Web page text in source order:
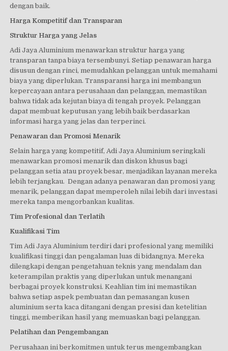
dengan baik.
Harga Kompetitif dan Transparan
Struktur Harga yang Jelas
Adi Jaya Aluminium menawarkan struktur harga yang
transparan tanpa biaya tersembunyi. Setiap penawaran harga
disusun dengan rinci, memudahkan pelanggan untuk memahami
biaya yang diperlukan. Transparansi harga ini membangun
kepercayaan antara perusahaan dan pelanggan, memastikan
bahwa tidak ada kejutan biaya di tengah proyek. Pelanggan
dapat membuat keputusan yang lebih baik berdasarkan
informasi harga yang jelas dan terperinci.
Penawaran dan Promosi Menarik
Selain harga yang kompetitif, Adi Jaya Aluminium seringkali
menawarkan promosi menarik dan diskon khusus bagi
pelanggan setia atau proyek besar, menjadikan layanan mereka
lebih terjangkau. Dengan adanya penawaran dan promosi yang
menarik, pelanggan dapat memperoleh nilai lebih dari investasi
mereka tanpa mengorbankan kualitas.
Tim Profesional dan Terlatih
Kualifikasi Tim
Tim Adi Jaya Aluminium terdiri dari profesional yang memiliki
kualifikasi tinggi dan pengalaman luas di bidangnya. Mereka
dilengkapi dengan pengetahuan teknis yang mendalam dan
keterampilan praktis yang diperlukan untuk menangani
berbagai proyek konstruksi. Keahlian tim ini memastikan
bahwa setiap aspek pembuatan dan pemasangan kusen
aluminium serta kaca ditangani dengan presisi dan ketelitian
tinggi, memberikan hasil yang memuaskan bagi pelanggan.
Pelatihan dan Pengembangan
Perusahaan ini berkomitmen untuk terus mengembangkan